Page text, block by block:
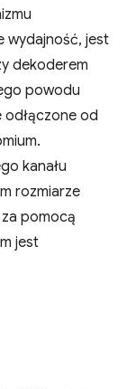
wydajność, jest
dekoderem
powodu
odłączone od
kanału
rozmiarze
pomocą
jest